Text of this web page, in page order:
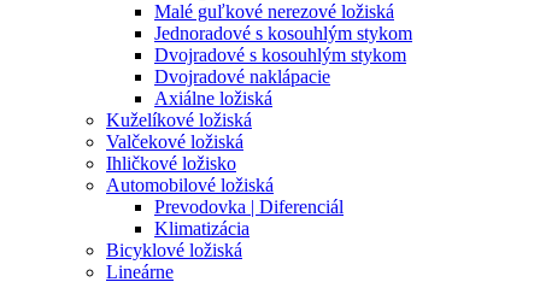
Malé guľkové nerezové ložiská
Jednoradové s kosouhlým stykom
Dvojradové s kosouhlým stykom
Dvojradové naklápacie
Axiálne ložiská
Kuželíkové ložiská
Valčekové ložiská
Ihličkové ložisko
Automobilové ložiská
Prevodovka | Diferenciál
Klimatizácia
Bicyklové ložiská
Lineárne